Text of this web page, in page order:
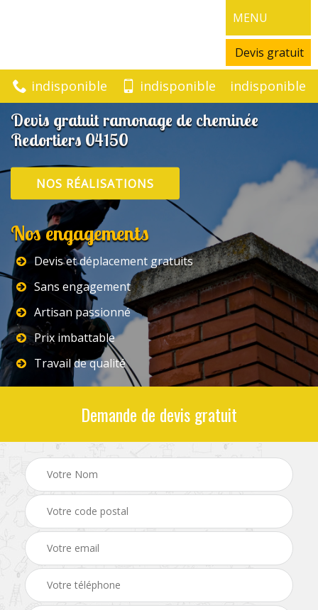
MENU
Devis gratuit
indisponible indisponible indisponible
Devis gratuit ramonage de cheminée
Redortiers 04150
NOS RÉALISATIONS
Nos engagements
Devis et déplacement gratuits
Sans engagement
Artisan passionné
Prix imbattable
Travail de qualité
Demande de devis gratuit